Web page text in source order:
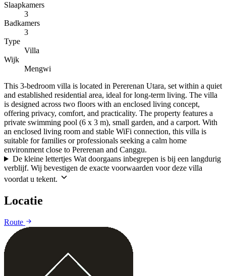
Slaapkamers
3
Badkamers
3
Type
Villa
Wijk
Mengwi
This 3-bedroom villa is located in Pererenan Utara, set within a quiet
and established residential area, ideal for long-term living. The villa
is designed across two floors with an enclosed living concept,
offering privacy, comfort, and practicality. The property features a
private swimming pool (6 x 3 m), small garden, and a carport. With
an enclosed living room and stable WiFi connection, this villa is
suitable for families or professionals seeking a calm home
environment close to Pererenan and Canggu.
De kleine lettertjes Wat doorgaans inbegrepen is bij een langdurig
verblijf. Wij bevestigen de exacte voorwaarden voor deze villa
voordat u tekent.
Locatie
Route